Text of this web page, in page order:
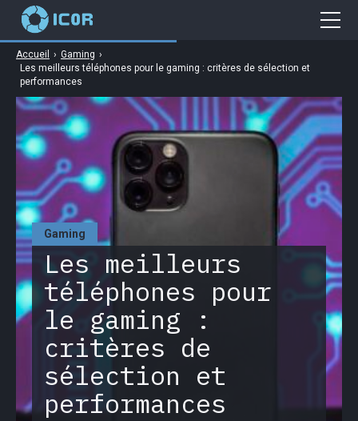
Gaming
Les meilleurs
téléphones pour
le gaming :
critères de
sélection et
performances
Accueil › Gaming ›
Les meilleurs téléphones pour le gaming : critères de sélection et
performances
Cybersécurité
Gaming
Web
Business
High Tech